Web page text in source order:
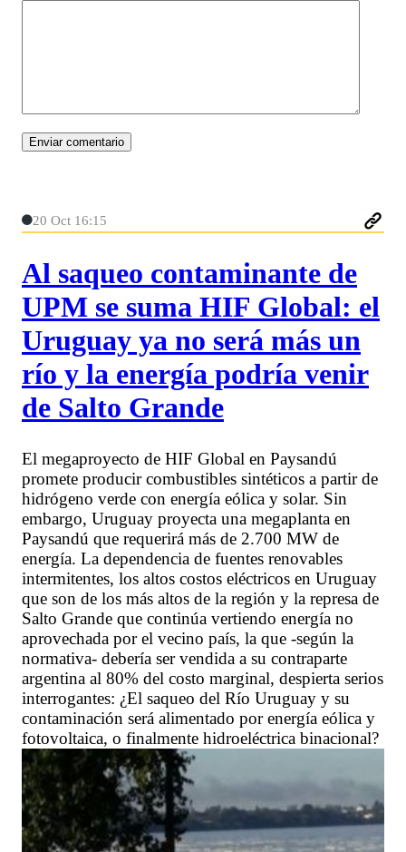
20 Oct 16:15
Al saqueo contaminante de
UPM se suma HIF Global: el
Uruguay ya no será más un
río y la energía podría venir
de Salto Grande
El megaproyecto de HIF Global en Paysandú
promete producir combustibles sintéticos a partir de
hidrógeno verde con energía eólica y solar. Sin
embargo, Uruguay proyecta una megaplanta en
Paysandú que requerirá más de 2.700 MW de
energía. La dependencia de fuentes renovables
intermitentes, los altos costos eléctricos en Uruguay
que son de los más altos de la región y la represa de
Salto Grande que continúa vertiendo energía no
aprovechada por el vecino país, la que -según la
normativa- debería ser vendida a su contraparte
argentina al 80% del costo marginal, despierta serios
interrogantes: ¿El saqueo del Río Uruguay y su
contaminación será alimentado por energía eólica y
fotovoltaica, o finalmente hidroeléctrica binacional?